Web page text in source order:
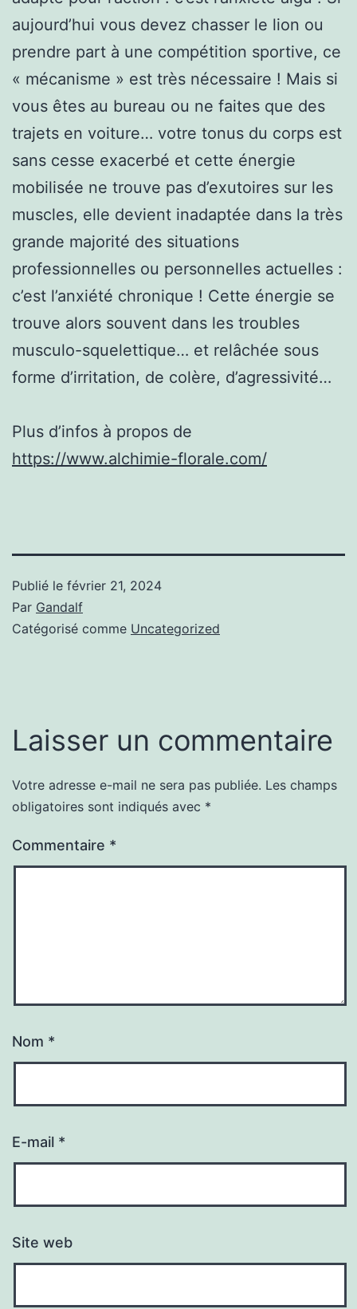
aujourd’hui vous devez chasser le lion ou
prendre part à une compétition sportive, ce
« mécanisme » est très nécessaire ! Mais si
vous êtes au bureau ou ne faites que des
trajets en voiture… votre tonus du corps est
sans cesse exacerbé et cette énergie
mobilisée ne trouve pas d’exutoires sur les
muscles, elle devient inadaptée dans la très
grande majorité des situations
professionnelles ou personnelles actuelles :
c’est l’anxiété chronique ! Cette énergie se
trouve alors souvent dans les troubles
musculo-squelettique… et relâchée sous
forme d’irritation, de colère, d’agressivité…
Plus d’infos à propos de
https://www.alchimie-florale.com/
Publié le février 21, 2024
Par Gandalf
Catégorisé comme Uncategorized
Laisser un commentaire
Votre adresse e-mail ne sera pas publiée. Les champs
obligatoires sont indiqués avec *
Commentaire *
Nom *
E-mail *
Site web